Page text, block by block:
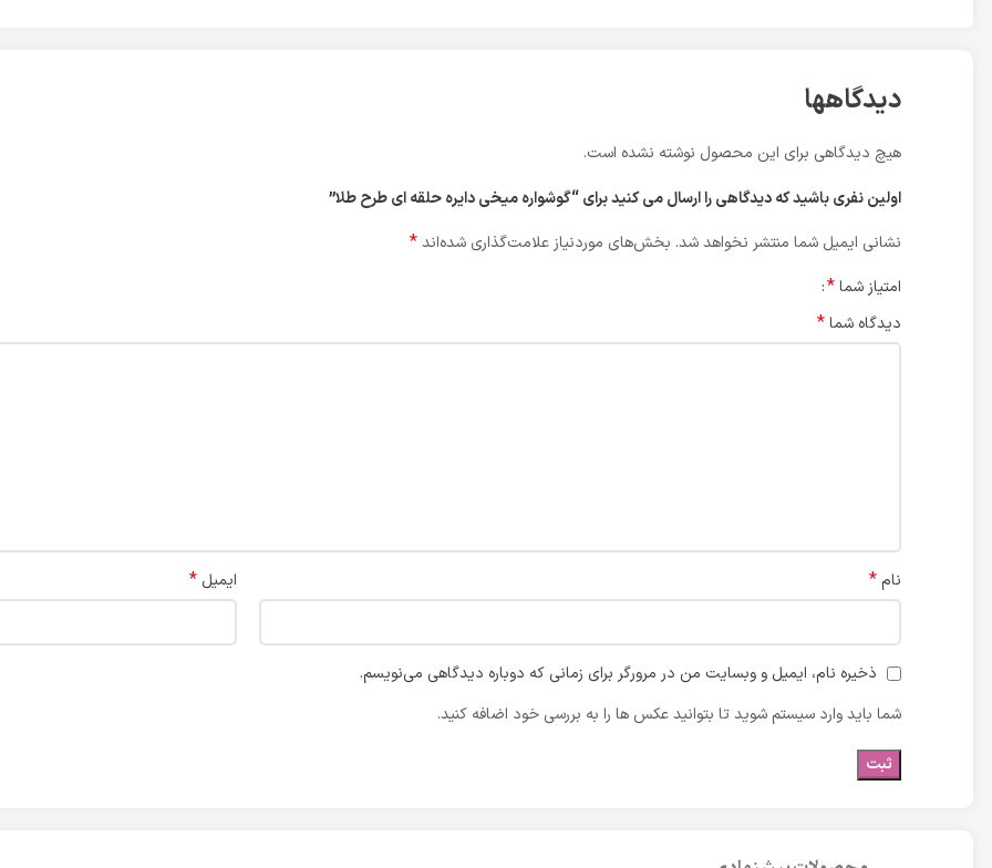
دیدگاهها
هیچ دیدگاهی برای این محصول نوشته نشده است.
اولین نفری باشید که دیدگاهی را ارسال می کنید برای “گوشواره میخی دایره حلقه ای طرح طلا”
نشانی ایمیل شما منتشر نخواهد شد. بخش‌های موردنیاز علامت‌گذاری شده‌اند*
امتیاز شما*
دیدگاه شما*
نام * ایمیل *
ذخیره نام، ایمیل و وبسایت من در مرورگر برای زمانی که دوباره دیدگاهی می‌نویسم.
شما باید وارد سیستم شوید تا بتوانید عکس ها را به بررسی خود اضافه کنید.